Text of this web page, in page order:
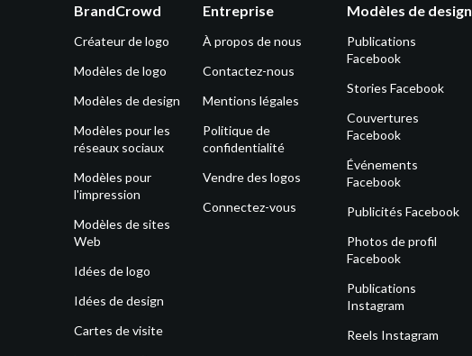
BrandCrowd
Créateur de logo
Modèles de logo
Modèles de design
Modèles pour les
réseaux sociaux
Modèles pour
l'impression
Modèles de sites
Web
Idées de logo
Idées de design
Cartes de visite
Entreprise
À propos de nous
Contactez-nous
Mentions légales
Politique de
confidentialité
Vendre des logos
Connectez-vous
Modèles de design
Publications
Facebook
Stories Facebook
Couvertures
Facebook
Événements
Facebook
Publicités Facebook
Photos de profil
Facebook
Publications
Instagram
Reels Instagram